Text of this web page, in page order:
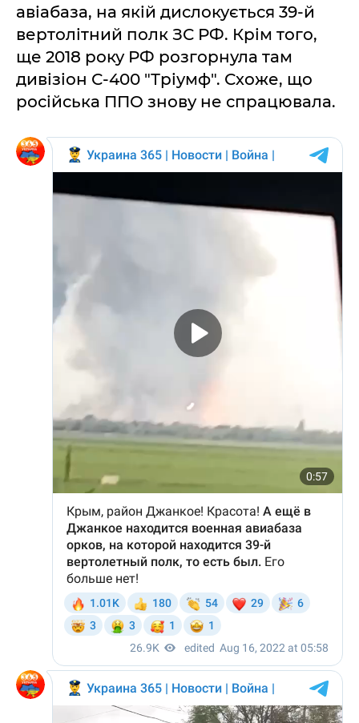
авіабаза, на якій дислокується 39-й
вертолітний полк ЗС РФ. Крім того,
ще 2018 року РФ розгорнула там
дивізіон С-400 "Тріумф". Схоже, що
російська ППО знову не спрацювала.